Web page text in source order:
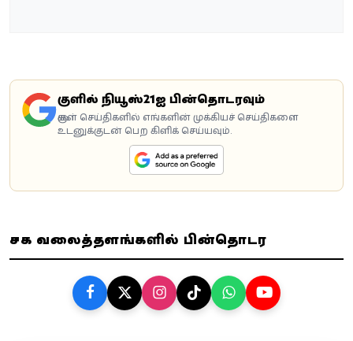
கூகுளில் நியூஸ்21ஐ பின்தொடரவும்
கூகுள் செய்திகளில் எங்களின் முக்கியச் செய்திகளை
உடனுக்குடன் பெற கிளிக் செய்யவும்.
சமூக வலைத்தளங்களில் பின்தொடர